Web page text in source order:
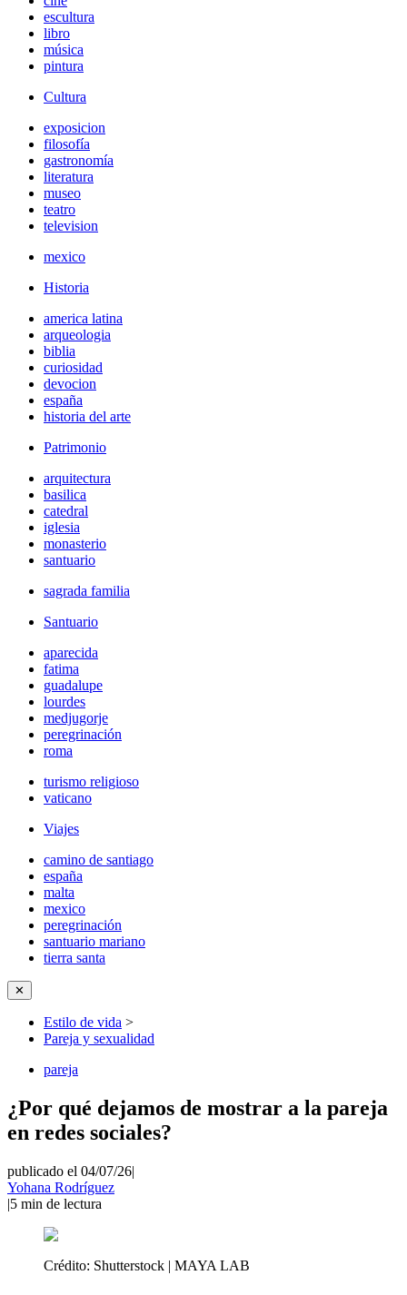
escultura
libro
música
pintura
Cultura
exposicion
filosofía
gastronomía
literatura
museo
teatro
television
mexico
Historia
america latina
arqueologia
biblia
curiosidad
devocion
españa
historia del arte
Patrimonio
arquitectura
basilica
catedral
iglesia
monasterio
santuario
sagrada familia
Santuario
aparecida
fatima
guadalupe
lourdes
medjugorje
peregrinación
roma
turismo religioso
vaticano
Viajes
camino de santiago
españa
malta
mexico
peregrinación
santuario mariano
tierra santa
✕
Estilo de vida >
Pareja y sexualidad
pareja
¿Por qué dejamos de mostrar a la pareja
en redes sociales?
publicado el 04/07/26|
Yohana Rodríguez
|5 min de lectura
Crédito: Shutterstock | MAYA LAB